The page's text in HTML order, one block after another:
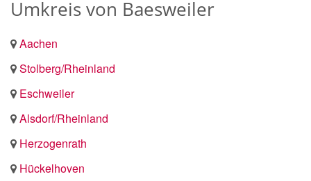
Umkreis von Baesweiler
Aachen
Stolberg/Rheinland
Eschweiler
Alsdorf/Rheinland
Herzogenrath
Hückelhoven